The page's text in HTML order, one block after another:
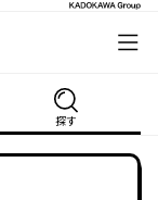
探す